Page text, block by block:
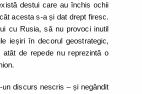
destui care au închis ochii
acesta s-a și dat drept firesc.
cu Rusia, să nu provoci inutil
ieșiri în decorul geostrategic,
de repede nu reprezintă o
discurs nescris – și negândit